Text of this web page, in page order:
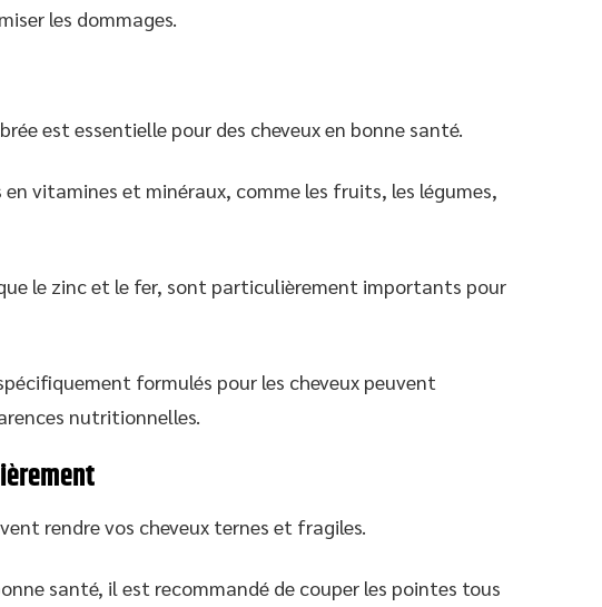
les dommages.
est essentielle pour des cheveux en bonne santé.
vitamines et minéraux, comme les fruits, les légumes,
le zinc et le fer, sont particulièrement importants pour
formulés pour les cheveux peuvent
nutritionnelles.
rendre vos cheveux ternes et fragiles.
santé, il est recommandé de couper les pointes tous